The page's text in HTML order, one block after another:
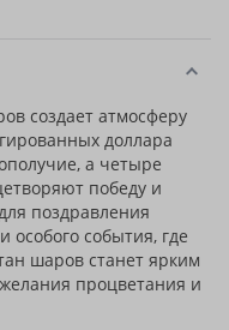
создает атмосферу
доллара
а четыре
победу и
поздравления
особого события, где
шаров станет ярким
процветания и